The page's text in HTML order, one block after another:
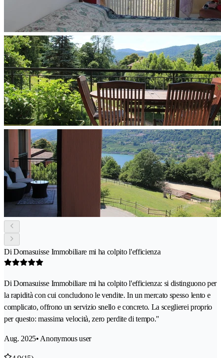
Di Domasuisse Immobiliare mi ha colpito l'efficienza
Di Domasuisse Immobiliare mi ha colpito l'efficienza: si distinguono per
la rapidità con cui concludono le vendite. In un mercato spesso lento e
complicato, offrono un servizio snello e concreto. La sceglierei proprio
per questo: massima velocità, zero perdite di tempo."
Aug. 2025• Anonymous user